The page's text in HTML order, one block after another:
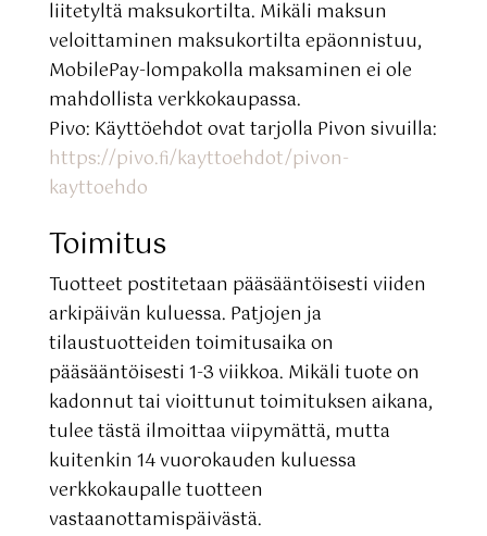
liitetyltä maksukortilta. Mikäli maksun
veloittaminen maksukortilta epäonnistuu,
MobilePay-lompakolla maksaminen ei ole
mahdollista verkkokaupassa.
Pivo: Käyttöehdot ovat tarjolla Pivon sivuilla:
https://pivo.fi/kayttoehdot/pivon-
kayttoehdo
Toimitus
Tuotteet postitetaan pääsääntöisesti viiden
arkipäivän kuluessa. Patjojen ja
tilaustuotteiden toimitusaika on
pääsääntöisesti 1-3 viikkoa. Mikäli tuote on
kadonnut tai vioittunut toimituksen aikana,
tulee tästä ilmoittaa viipymättä, mutta
kuitenkin 14 vuorokauden kuluessa
verkkokaupalle tuotteen
vastaanottamispäivästä.